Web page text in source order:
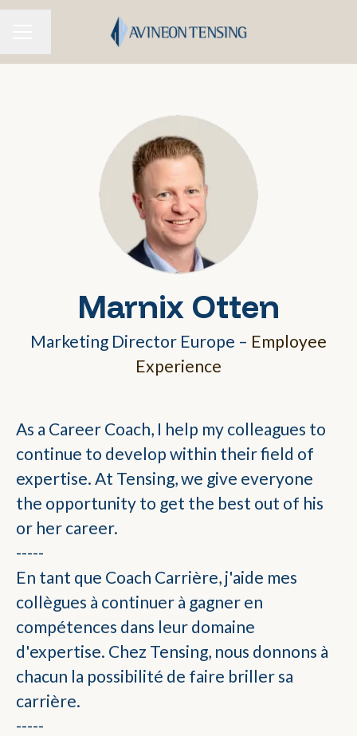
Marnix Otten
Marketing Director Europe – Employee
Experience
As a Career Coach, I help my colleagues to
continue to develop within their field of
expertise. At Tensing, we give everyone
the opportunity to get the best out of his
or her career.
-----
En tant que Coach Carrière, j'aide mes
collègues à continuer à gagner en
compétences dans leur domaine
d'expertise. Chez Tensing, nous donnons à
chacun la possibilité de faire briller sa
carrière.
-----